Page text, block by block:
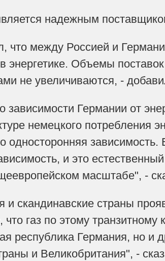
надежным
между Россией и
энергетике. Объемы
не увеличиваются, -
Германии от
немецкого потребления
односторонняя зависимость.
и это
масштабе", -
скандинавские страны
газ по этому
республика Германия, но и
и Великобритания", -